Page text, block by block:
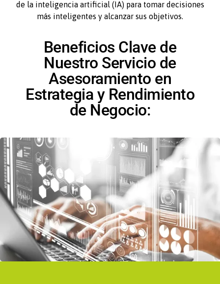
de la inteligencia artificial (IA) para tomar decisiones
más inteligentes y alcanzar sus objetivos.
Beneficios Clave de
Nuestro Servicio de
Asesoramiento en
Estrategia y Rendimiento
de Negocio: